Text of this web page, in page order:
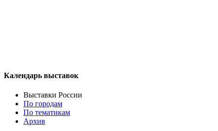
Календарь выставок
Выставки России
По городам
По тематикам
Архив